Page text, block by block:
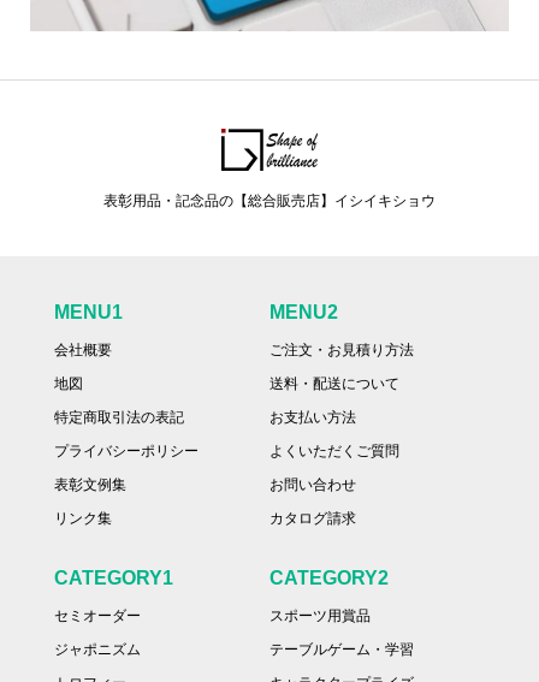
表彰用品・記念品の【総合販売店】イシイキショウ
MENU1
会社概要
地図
特定商取引法の表記
プライバシーポリシー
表彰文例集
リンク集
MENU2
ご注文・お見積り方法
送料・配送について
お支払い方法
よくいただくご質問
お問い合わせ
カタログ請求
CATEGORY1
セミオーダー
ジャポニズム
CATEGORY2
スポーツ用賞品
テーブルゲーム・学習